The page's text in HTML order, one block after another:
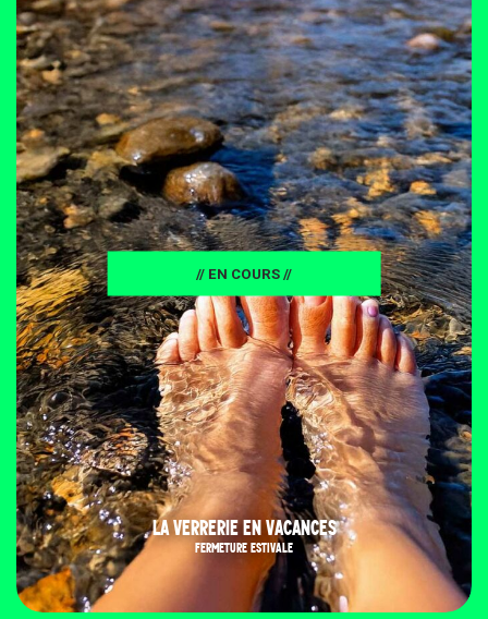
AOÛT
// EN COURS //
LA VERRERIE EN VACANCES
FERMETURE ESTIVALE